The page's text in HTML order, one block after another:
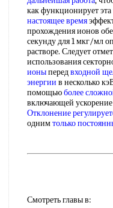
как функционирует эта
настоящее время
прохождения ионов
секунду для 1 мкг/мл
растворе. Следует
использования
ионыпередвходной
энергии в несколько
помощьюболее
включающей
Отклонение
однимтолько
Смотреть главы в: